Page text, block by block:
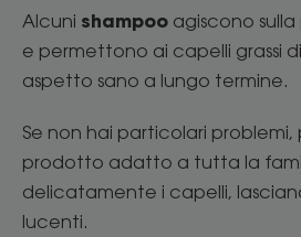
Alcuni shampoo agiscono
e permettono ai capelli grassi
aspetto sano a lungo termine.
Se non hai particolari problemi,
prodotto adatto a tutta la
delicatamente i capelli,
lucenti.